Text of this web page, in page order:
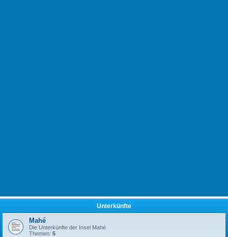
Unterkünfte
Mahé
Die Unterkünfte der Insel Mahé
Themen: 5